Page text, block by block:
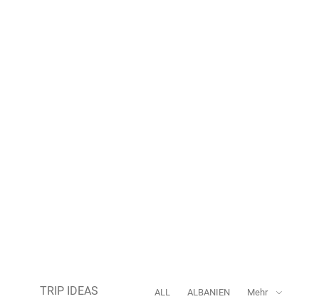
TRIP IDEAS ALL ALBANIEN Mehr